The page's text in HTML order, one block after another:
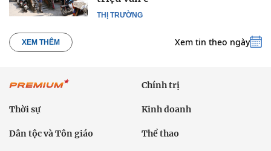
THỊ TRƯỜNG
XEM THÊM Xem tin theo ngày
Chính trị
Thời sự Kinh doanh
Dân tộc và Tôn giáo Thể thao